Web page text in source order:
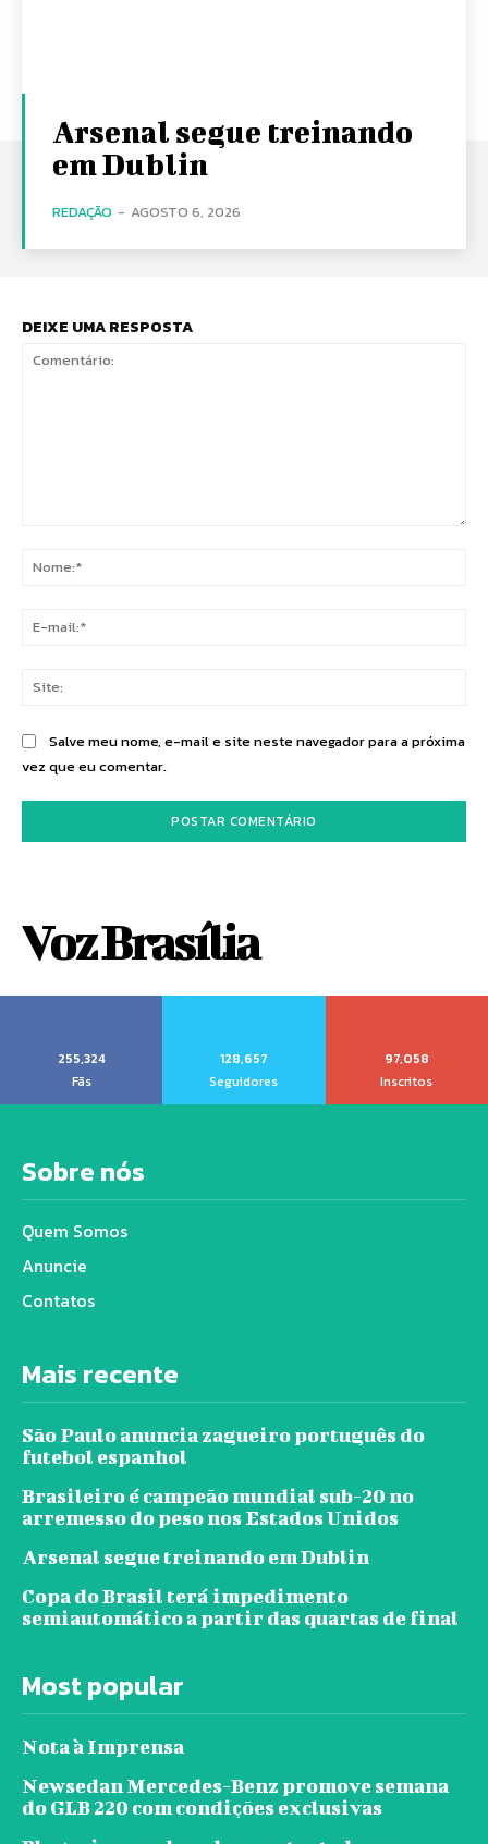
Arsenal segue treinando
em Dublin
REDAÇÃO - AGOSTO 6, 2026
DEIXE UMA RESPOSTA
Salve meu nome, e-mail e site neste navegador para a próxima
vez que eu comentar.
Voz Brasília
255,324
Fãs
128,657
Seguidores
97,058
Inscritos
Sobre nós
Quem Somos
Anuncie
Contatos
Mais recente
São Paulo anuncia zagueiro português do
futebol espanhol
Brasileiro é campeão mundial sub-20 no
arremesso do peso nos Estados Unidos
Arsenal segue treinando em Dublin
Copa do Brasil terá impedimento
semiautomático a partir das quartas de final
Most popular
Nota à Imprensa
Newsedan Mercedes-Benz promove semana
do GLB 220 com condições exclusivas